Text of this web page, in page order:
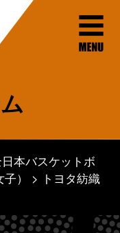
本バスケットボ
）
トヨタ紡織